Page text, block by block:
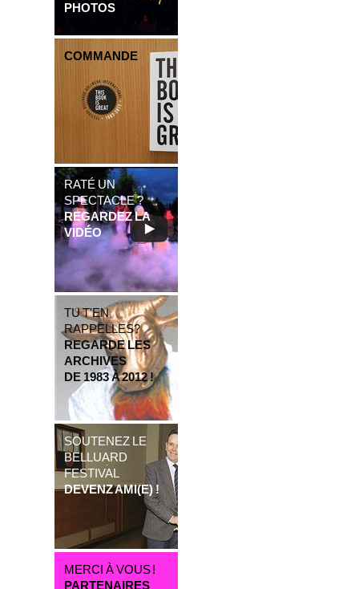
PHOTOS
COMMANDE
RATÉ UN
SPECTACLE ?
REGARDEZ LA
VIDÉO
TU T'EN
RAPPELLES?
REGARDE LES
ARCHIVES
DE 1983 À 2012 !
SOUTENEZ LE
BELLUARD
FESTIVAL
DEVENZ AMI(E) !
MERCI À VOUS !
PARTENAIRES